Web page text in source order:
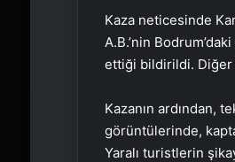
Kaza neticesinde
A.B.’nin
ettiği bildirildi.
Kazanın ardından,
görüntülerinde,
Yaralı turistlerin